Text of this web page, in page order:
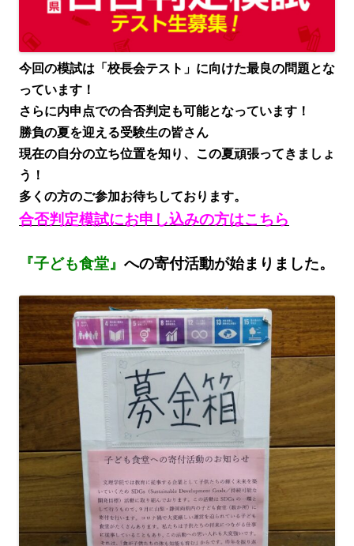
今回の模試は「校長会テスト」に向けた最良の問題とな
っています！
さらに内申点での合否判定も可能となっています！
勝負の夏を迎える受験生の皆さん
現在の自分の立ち位置を知り、この夏頑張ってきましょ
う！
多くの方のご参加お待ちしております。
合否判定模試にお申し込みの方はこちら
『子ども食堂』 への寄付活動が始まりました。